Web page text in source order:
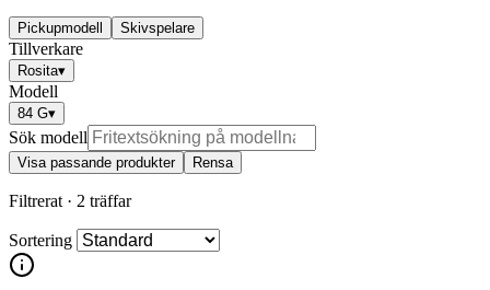
Pickupmodell Skivspelare
Tillverkare
Rosita▾
Modell
84 G▾
Sök modell
Visa passande produkter Rensa
Filtrerat · 2 träffar
Sortering